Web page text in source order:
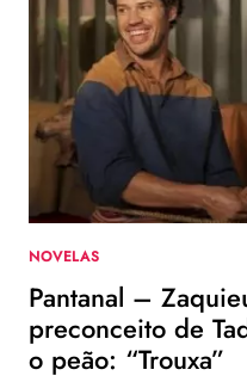
PAPÉIS
DO
ATOR
NOVELAS
Pantanal –
preconceito de
o peão: “Trouxa”